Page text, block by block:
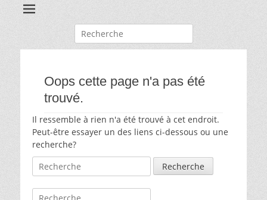
Recherche
pour:
Oops cette page n'a pas été
trouvé.
Il ressemble à rien n'a été trouvé à cet endroit.
Peut-être essayer un des liens ci-dessous ou une
recherche?
Recherche
pour:
Recherche